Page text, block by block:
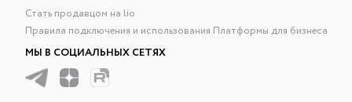
Стать продавцом на lio
Правила подключения и использования Платформы для бизнеса
МЫ В СОЦИАЛЬНЫХ СЕТЯХ